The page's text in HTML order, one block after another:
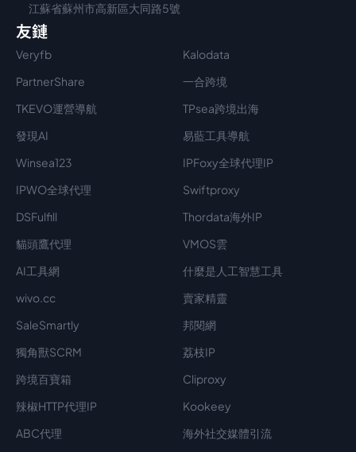
江蘇省蘇州市高新區大同路5號
友鏈
Veryfb
Kalodata
PartnerShare
一合跨境
TKEVO運營導航
TPsea跨境出海
發現AI
易藍工具導航
Winsea123
IPFoxy全球代理IP
IPWO全球代理
Swiftproxy
DSFulfill
Thordata海外IP
貓頭鷹代理
VMOS雲
AI工具網
什麼是人工智慧工具
wivo.cc
賣家精靈
SaleSmartly
邦閱網
獨角獸SCRM
荔枝IP
跨境百寶箱
Cliproxy
辣椒HTTP代理IP
Kookeey
ABC代理
海外社交媒體引流